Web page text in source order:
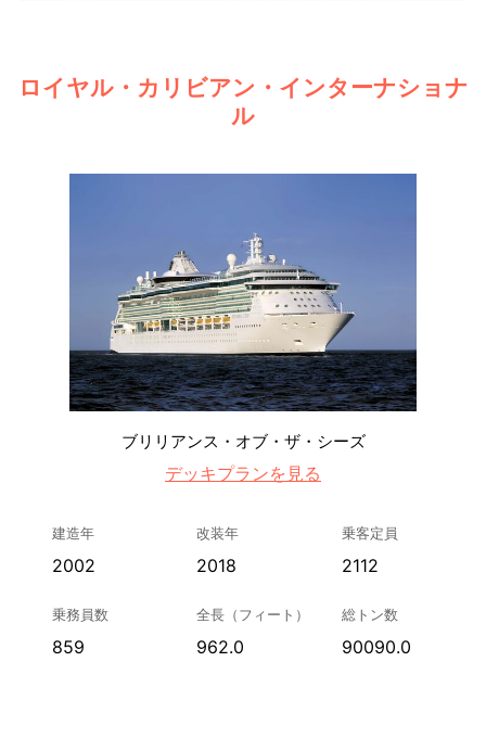
ロイヤル・カリビアン・インターナショナ
ル
ブリリアンス・オブ・ザ・シーズ
デッキプランを見る
建造年
2002
改装年
2018
乗客定員
2112
乗務員数
859
全長（フィート）
962.0
総トン数
90090.0